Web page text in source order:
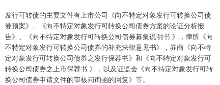
发行可转债的主要文件有上市公司《向不特定对象发行可转换公司债
券预案》、《向不特定对象发行可转换公司债券方案的论证分析报
告》、《向不特定对象发行可转换公司债券募集说明书 》，律所《向
不特定对象发行可转换公司债券的补充法律意见书》，券商《向不特
定对象发行可转换公司债券之发行保荐书》和《向不特定对象发行可
转换公司债券之上市保荐书 》，以及证监会《向不特定对象发行可转
换公司债券申请文件的审核问询函的回复》等。